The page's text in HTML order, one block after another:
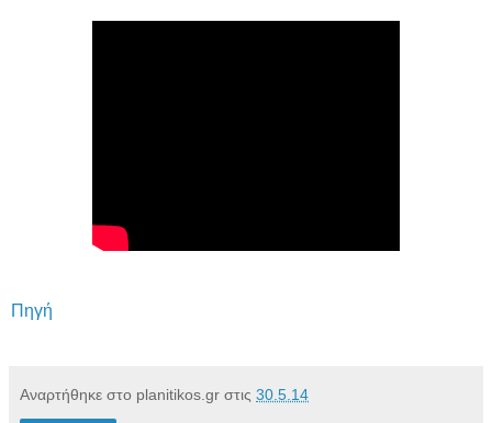
Πηγή
Αναρτήθηκε στο planitikos.gr στις 30.5.14